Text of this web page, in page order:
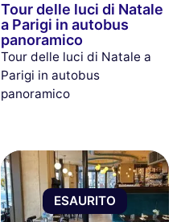
Tour delle luci di Natale
a Parigi in autobus
panoramico
Tour delle luci di Natale a
Parigi in autobus
panoramico
ESAURITO